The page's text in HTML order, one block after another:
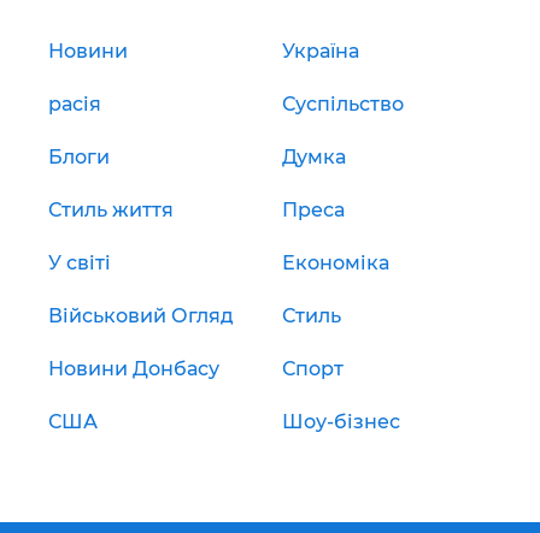
Новини Україна
расія Суспільство
Блоги Думка
Стиль життя Преса
У світі Економіка
Військовий Огляд Стиль
Новини Донбасу Спорт
США Шоу-бізнес